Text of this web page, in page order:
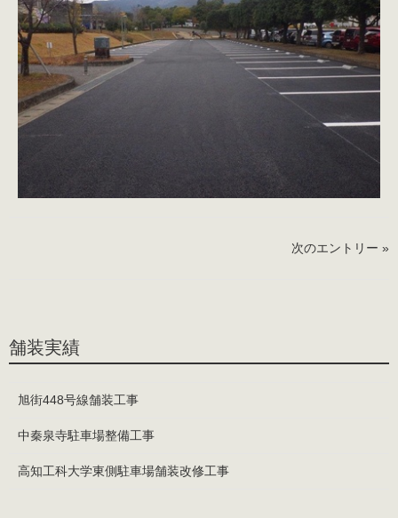
次のエントリー »
舗装実績
旭街448号線舗装工事
中秦泉寺駐車場整備工事
高知工科大学東側駐車場舗装改修工事